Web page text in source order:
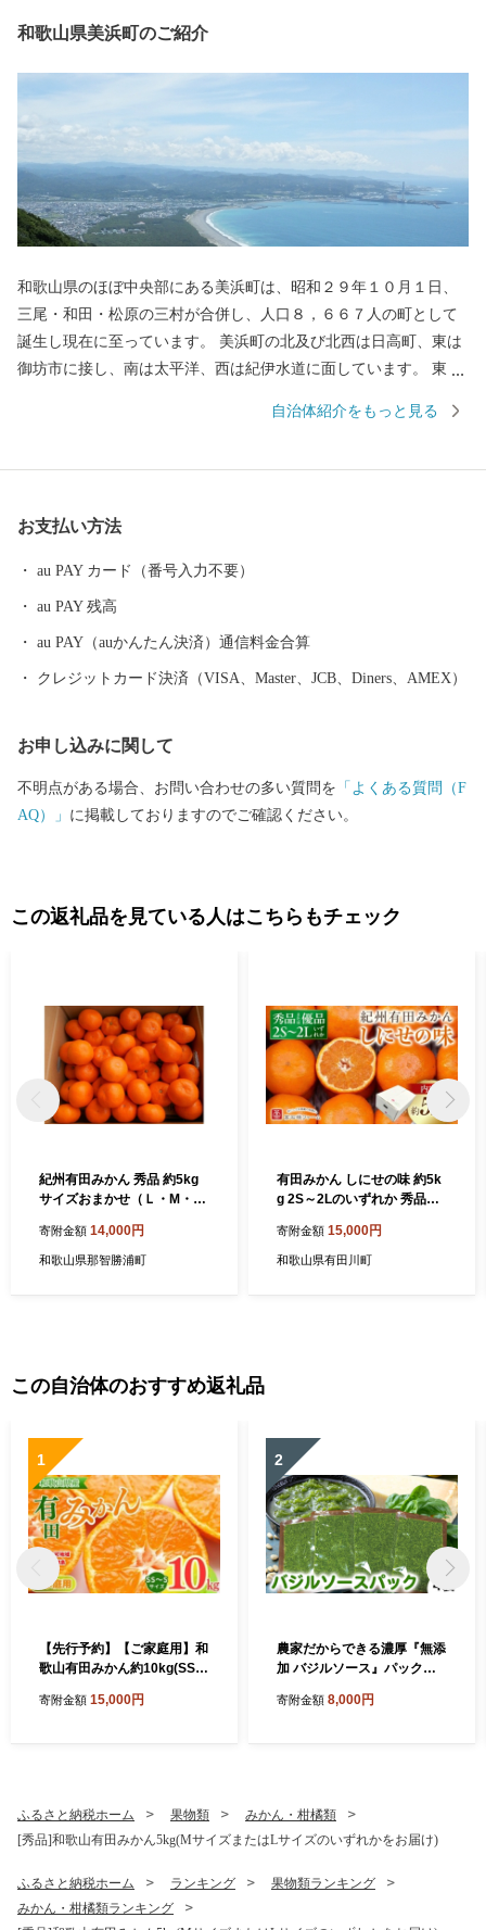
和歌山県美浜町のご紹介
和歌山県のほぼ中央部にある美浜町は、昭和２９年１０月１日、
三尾・和田・松原の三村が合併し、人口８，６６７人の町として
誕生し現在に至っています。 美浜町の北及び北西は日高町、東は
御坊市に接し、南は太平洋、西は紀伊水道に面しています。 東西
平方キロメートルの町で、面積では和歌山県下で二番目に狭い町
く受けています。 太平洋に面する砂州海岸には、全長約４．５キ
自治体紹介をもっと見る
お支払い方法
au PAY カード（番号入力不要）
au PAY 残高
au PAY（auかんたん決済）通信料金合算
クレジットカード決済（VISA、Master、JCB、Diners、AMEX）
お申し込みに関して
不明点がある場合、お問い合わせの多い質問を 「よくある質問（F
AQ）」 に掲載しておりますのでご確認ください。
この返礼品を見ている人はこちらもチェック
紀州有田みかん 秀品 約5kg
サイズおまかせ（Ｌ・M・
寄附金額 14,000円
和歌山県那智勝浦町
有田みかん しにせの味 約5k
g 2S～2Lのいずれか 秀品ま
寄附金額 15,000円
和歌山県有田川町
この自治体のおすすめ返礼品
1
【先行予約】【ご家庭用】和
歌山有田みかん約10kg(SS、
寄附金額 15,000円
2
農家だからできる濃厚『無添
加 バジルソース』パック入
寄附金額 8,000円
ふるさと納税ホーム 果物類
みかん・柑橘類
[秀品]和歌山有田みかん5kg(MサイズまたはLサイズのいずれかをお届け)
ふるさと納税ホーム ランキング
果物類ランキング
みかん・柑橘類ランキング